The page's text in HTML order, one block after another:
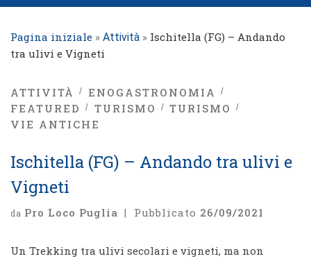
Pagina iniziale » Attività » Ischitella (FG) – Andando
tra ulivi e Vigneti
ATTIVITÀ
ENOGASTRONOMIA
FEATURED
TURISMO
TURISMO
VIE ANTICHE
Ischitella (FG) – Andando tra ulivi e
Vigneti
da Pro Loco Puglia | Pubblicato 26/09/2021
Un Trekking tra ulivi secolari e vigneti, ma non